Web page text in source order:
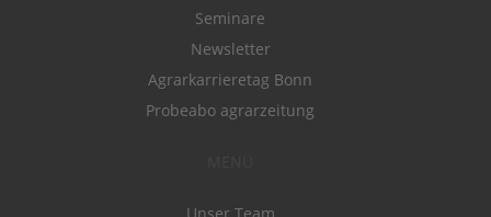
Seminare
Newsletter
Agrarkarrieretag Bonn
Probeabo agrarzeitung